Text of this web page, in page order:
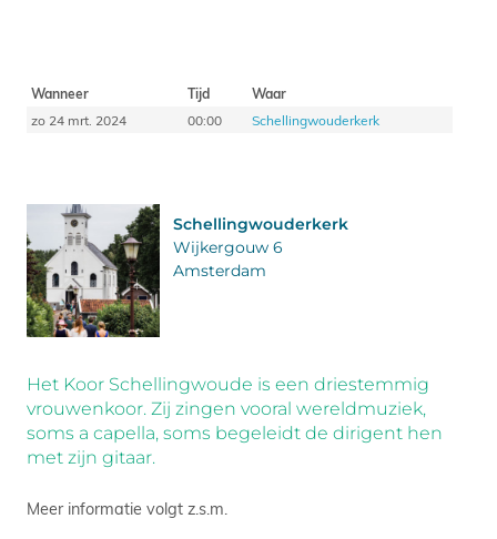
Wanneer Tijd
Waar
zo 24 mrt. 2024
00:00 Schellingwouderkerk
Schellingwouderkerk
Wijkergouw 6
Amsterdam
Het Koor Schellingwoude is een driestemmig
vrouwenkoor. Zij zingen vooral wereldmuziek,
soms a capella, soms begeleidt de dirigent hen
met zijn gitaar.
Meer informatie volgt z.s.m.